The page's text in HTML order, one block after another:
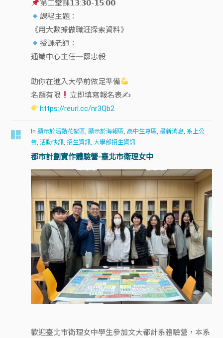
第二堂課𝟭𝟯:𝟯𝟬-𝟭𝟱:𝟬𝟬
課程主題：
《用大數據做職涯探索資料》
授課老師：
通識中心主任─鄒忠毅
助你在進入大學前做足準備
名額有限
立即填寫報名表✍
https://reurl.cc/nr3Qb2
In顯示於活動花絮區,顯示於海報區,高中生專區,最新消息, 系上公
告,活動快訊,招生資訊, 大學部招生資訊
都市計劃實作體驗營-臺北市衛理女中
歡迎臺北市衛理女中學生參加文大都計系體驗營，本系